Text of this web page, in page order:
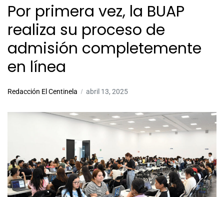
Por primera vez, la BUAP
realiza su proceso de
admisión completemente
en línea
Redacción El Centinela abril 13, 2025